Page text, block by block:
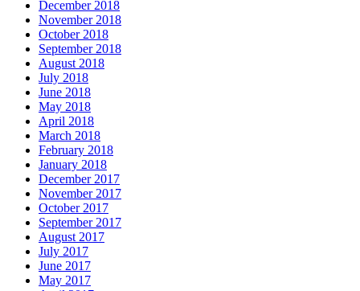
December 2018
November 2018
October 2018
September 2018
August 2018
July 2018
June 2018
May 2018
April 2018
March 2018
February 2018
January 2018
December 2017
November 2017
October 2017
September 2017
August 2017
July 2017
June 2017
May 2017